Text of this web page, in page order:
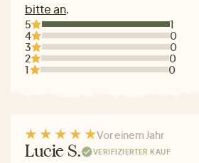
bitte an.
5
1
4
0
3
0
2
0
1
0
Vor einem Jahr
Lucie S. VERIFIZIERTER KAUF